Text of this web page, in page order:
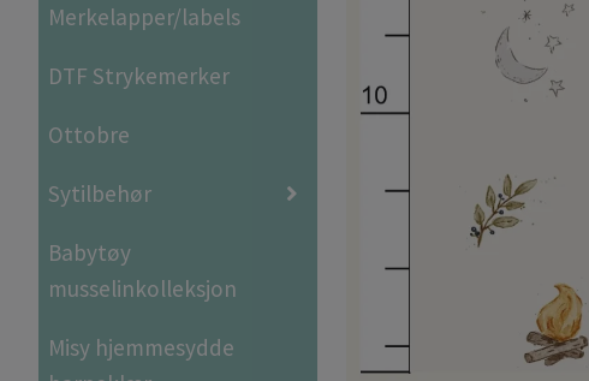
Merkelapper/labels
DTF Strykemerker
Ottobre
Sytilbehør
Babytøy
musselinkolleksjon
Misy hjemmesydde